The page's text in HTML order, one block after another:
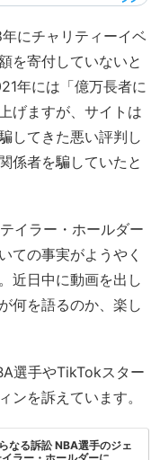
にチャリティーイベ
を寄付していないと
年には「億万長者に
げますが、サイトは
してきた悪い評判し
係者を騙していたと
イラー・ホールダー
ての事実がようやく
近日中に動画を出し
何を語るのか、楽し
選手やTikTokスター
ンを訴えています。
なる訴訟 NBA選手のジェ